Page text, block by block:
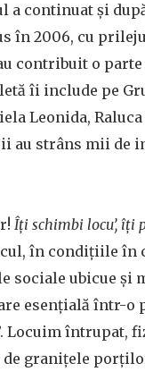
a continuat și
în 2006, cu
contribuit o
îi include pe
Leonida,
au strâns mii de
Îți schimbi locu’, îți
în condițiile în
sociale ubicue și
esențială într-o
Locuim întrupat,
de granițele